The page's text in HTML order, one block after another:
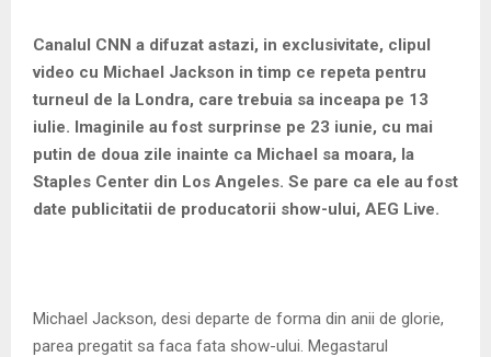
N
U
Canalul CNN a difuzat astazi, in exclusivitate, clipul
video cu Michael Jackson in timp ce repeta pentru
turneul de la Londra, care trebuia sa inceapa pe 13
iulie. Imaginile au fost surprinse pe 23 iunie, cu mai
putin de doua zile inainte ca Michael sa moara, la
Staples Center din Los Angeles. Se pare ca ele au fost
date publicitatii de producatorii show-ului, AEG Live.
Michael Jackson, desi departe de forma din anii de glorie,
parea pregatit sa faca fata show-ului. Megastarul